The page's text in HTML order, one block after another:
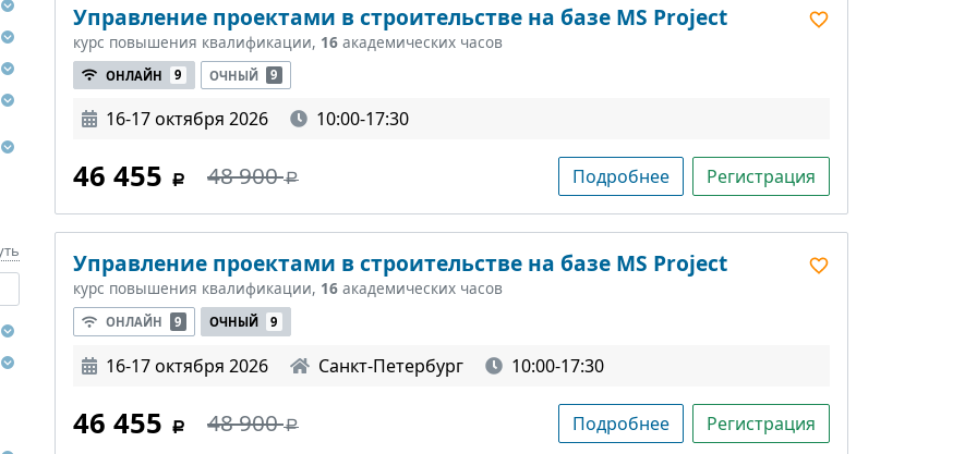
Управление проектами в строительстве на базе MS Project
курс повышения квалификации, 16 академических часов
ОНЛАЙН 9 ОЧНЫЙ 9
16-17 октября 2026 10:00-17:30
46 455 48 900 Подробнее Регистрация
Управление проектами в строительстве на базе MS Project
курс повышения квалификации, 16 академических часов
ОНЛАЙН 9 ОЧНЫЙ 9
16-17 октября 2026 Санкт-Петербург 10:00-17:30
46 455 48 900 Подробнее Регистрация